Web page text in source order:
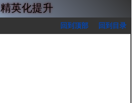
精英化提升
回到顶部 回到目录